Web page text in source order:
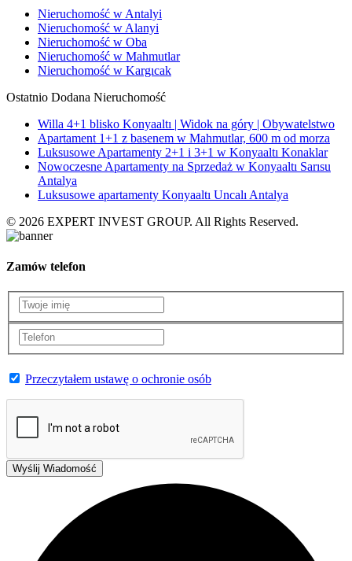
Nieruchomość w Antalyi
Nieruchomość w Alanyi
Nieruchomość w Oba
Nieruchomość w Mahmutlar
Nieruchomość w Kargıcak
Ostatnio Dodana Nieruchomość
Willa 4+1 blisko Konyaaltı | Widok na góry | Obywatelstwo
Apartament 1+1 z basenem w Mahmutlar, 600 m od morza
Luksusowe Apartamenty 2+1 i 3+1 w Konyaaltı Konaklar
Nowoczesne Apartamenty na Sprzedaż w Konyaaltı Sarısu
Antalya
Luksusowe apartamenty Konyaaltı Uncalı Antalya
© 2026 EXPERT INVEST GROUP. All Rights Reserved.
Zamów telefon
Przeczytałem ustawę o ochronie osób
Wyślij Wiadomość